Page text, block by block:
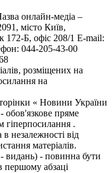
онлайн-медіа –
місто Київ,
Б, офіс 208/1 E-mail:
044-205-43-00
розміщених на
на
« Новини України
обов'язкове пряме
гіперпосилання .
незалежності від
матеріалів.
видань) - повинна бути
першому абзаці